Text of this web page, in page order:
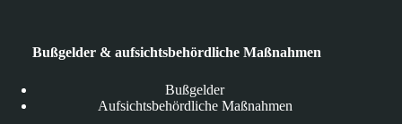
Bußgelder & aufsichtsbehördliche Maßnahmen
Bußgelder
Aufsichtsbehördliche Maßnahmen